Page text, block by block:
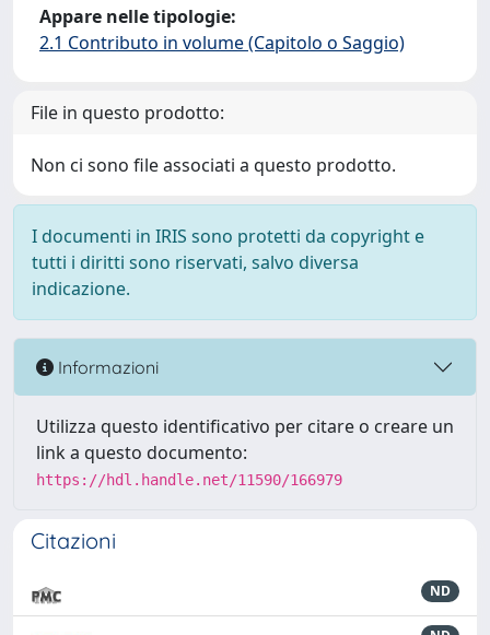
Appare nelle tipologie:
2.1 Contributo in volume (Capitolo o Saggio)
File in questo prodotto:
Non ci sono file associati a questo prodotto.
I documenti in IRIS sono protetti da copyright e
tutti i diritti sono riservati, salvo diversa
indicazione.
Informazioni
Utilizza questo identificativo per citare o creare un
link a questo documento:
https://hdl.handle.net/11590/166979
Citazioni
ND